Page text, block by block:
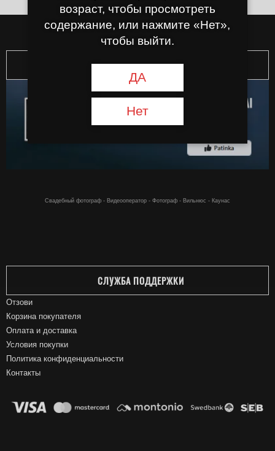
FACEBOOK
Свадебный фотограф - Видеооператор - Фотограф - Вильнюс - Каунас
СЛУЖБА ПОДДЕРЖКИ
Отзови
Корзина покупателя
Оплата и доставка
Условия покупки
Политика конфиденциальности
Контакты
возраст, чтобы просмотреть
содержание, или нажмите «Нет»,
чтобы выйти.
ДА
Нет